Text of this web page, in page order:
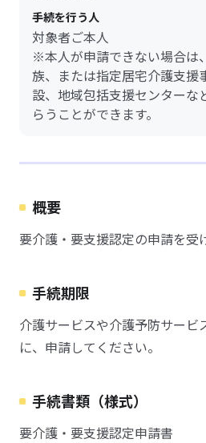
手続を行う人
対象者ご本人
※本人が申請できない場合は
族、または指定居宅介護支援
設、地域包括支援センターな
らうことができます。
概要
要介護・要支援認定の申請を受
手続期限
介護サービスや介護予防サービ
に、申請してください。
手続書類（様式）
要介護・要支援認定申請書